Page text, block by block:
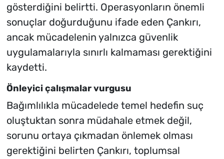
gösterdiğini belirtti. Operasyonların önemli
sonuçlar doğurduğunu ifade eden Çankırı,
ancak mücadelenin yalnızca güvenlik
uygulamalarıyla sınırlı kalmaması gerektiğini
kaydetti.
Önleyici çalışmalar vurgusu
Bağımlılıkla mücadelede temel hedefin suç
oluştuktan sonra müdahale etmek değil,
sorunu ortaya çıkmadan önlemek olması
gerektiğini belirten Çankırı, toplumsal